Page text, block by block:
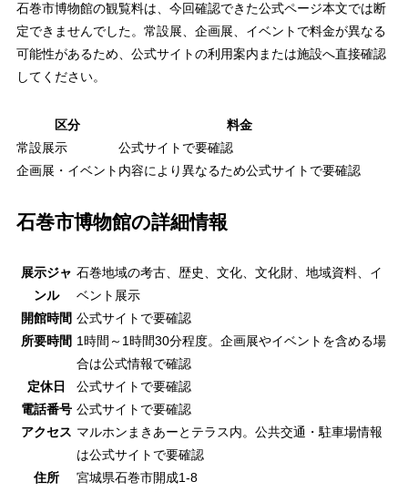
石巻市博物館の観覧料は、今回確認できた公式ページ本文では断
定できませんでした。常設展、企画展、イベントで料金が異なる
可能性があるため、公式サイトの利用案内または施設へ直接確認
してください。
区分
料金
常設展示
公式サイトで要確認
企画展・イベント 内容により異なるため公式サイトで要確認
石巻市博物館の詳細情報
展示ジャ
ンル
石巻地域の考古、歴史、文化、文化財、地域資料、イ
ベント展示
開館時間 公式サイトで要確認
所要時間 1時間～1時間30分程度。企画展やイベントを含める場
合は公式情報で確認
定休日
公式サイトで要確認
電話番号 公式サイトで要確認
アクセス マルホンまきあーとテラス内。公共交通・駐車場情報
は公式サイトで要確認
住所
宮城県石巻市開成1-8